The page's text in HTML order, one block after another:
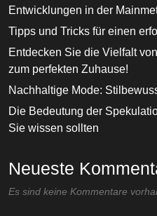
Entwicklungen in der
Tipps und Tricks für einen
Entdecken Sie die Vielfalt
zum perfekten Zuhause!
Nachhaltige Mode:
Die Bedeutung der
Sie wissen sollten
Neueste
Es sind keine Kommentare